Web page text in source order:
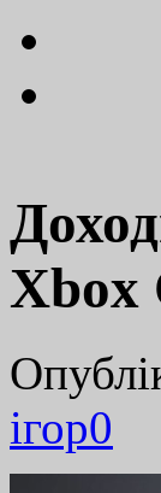
Xbox
ігор0